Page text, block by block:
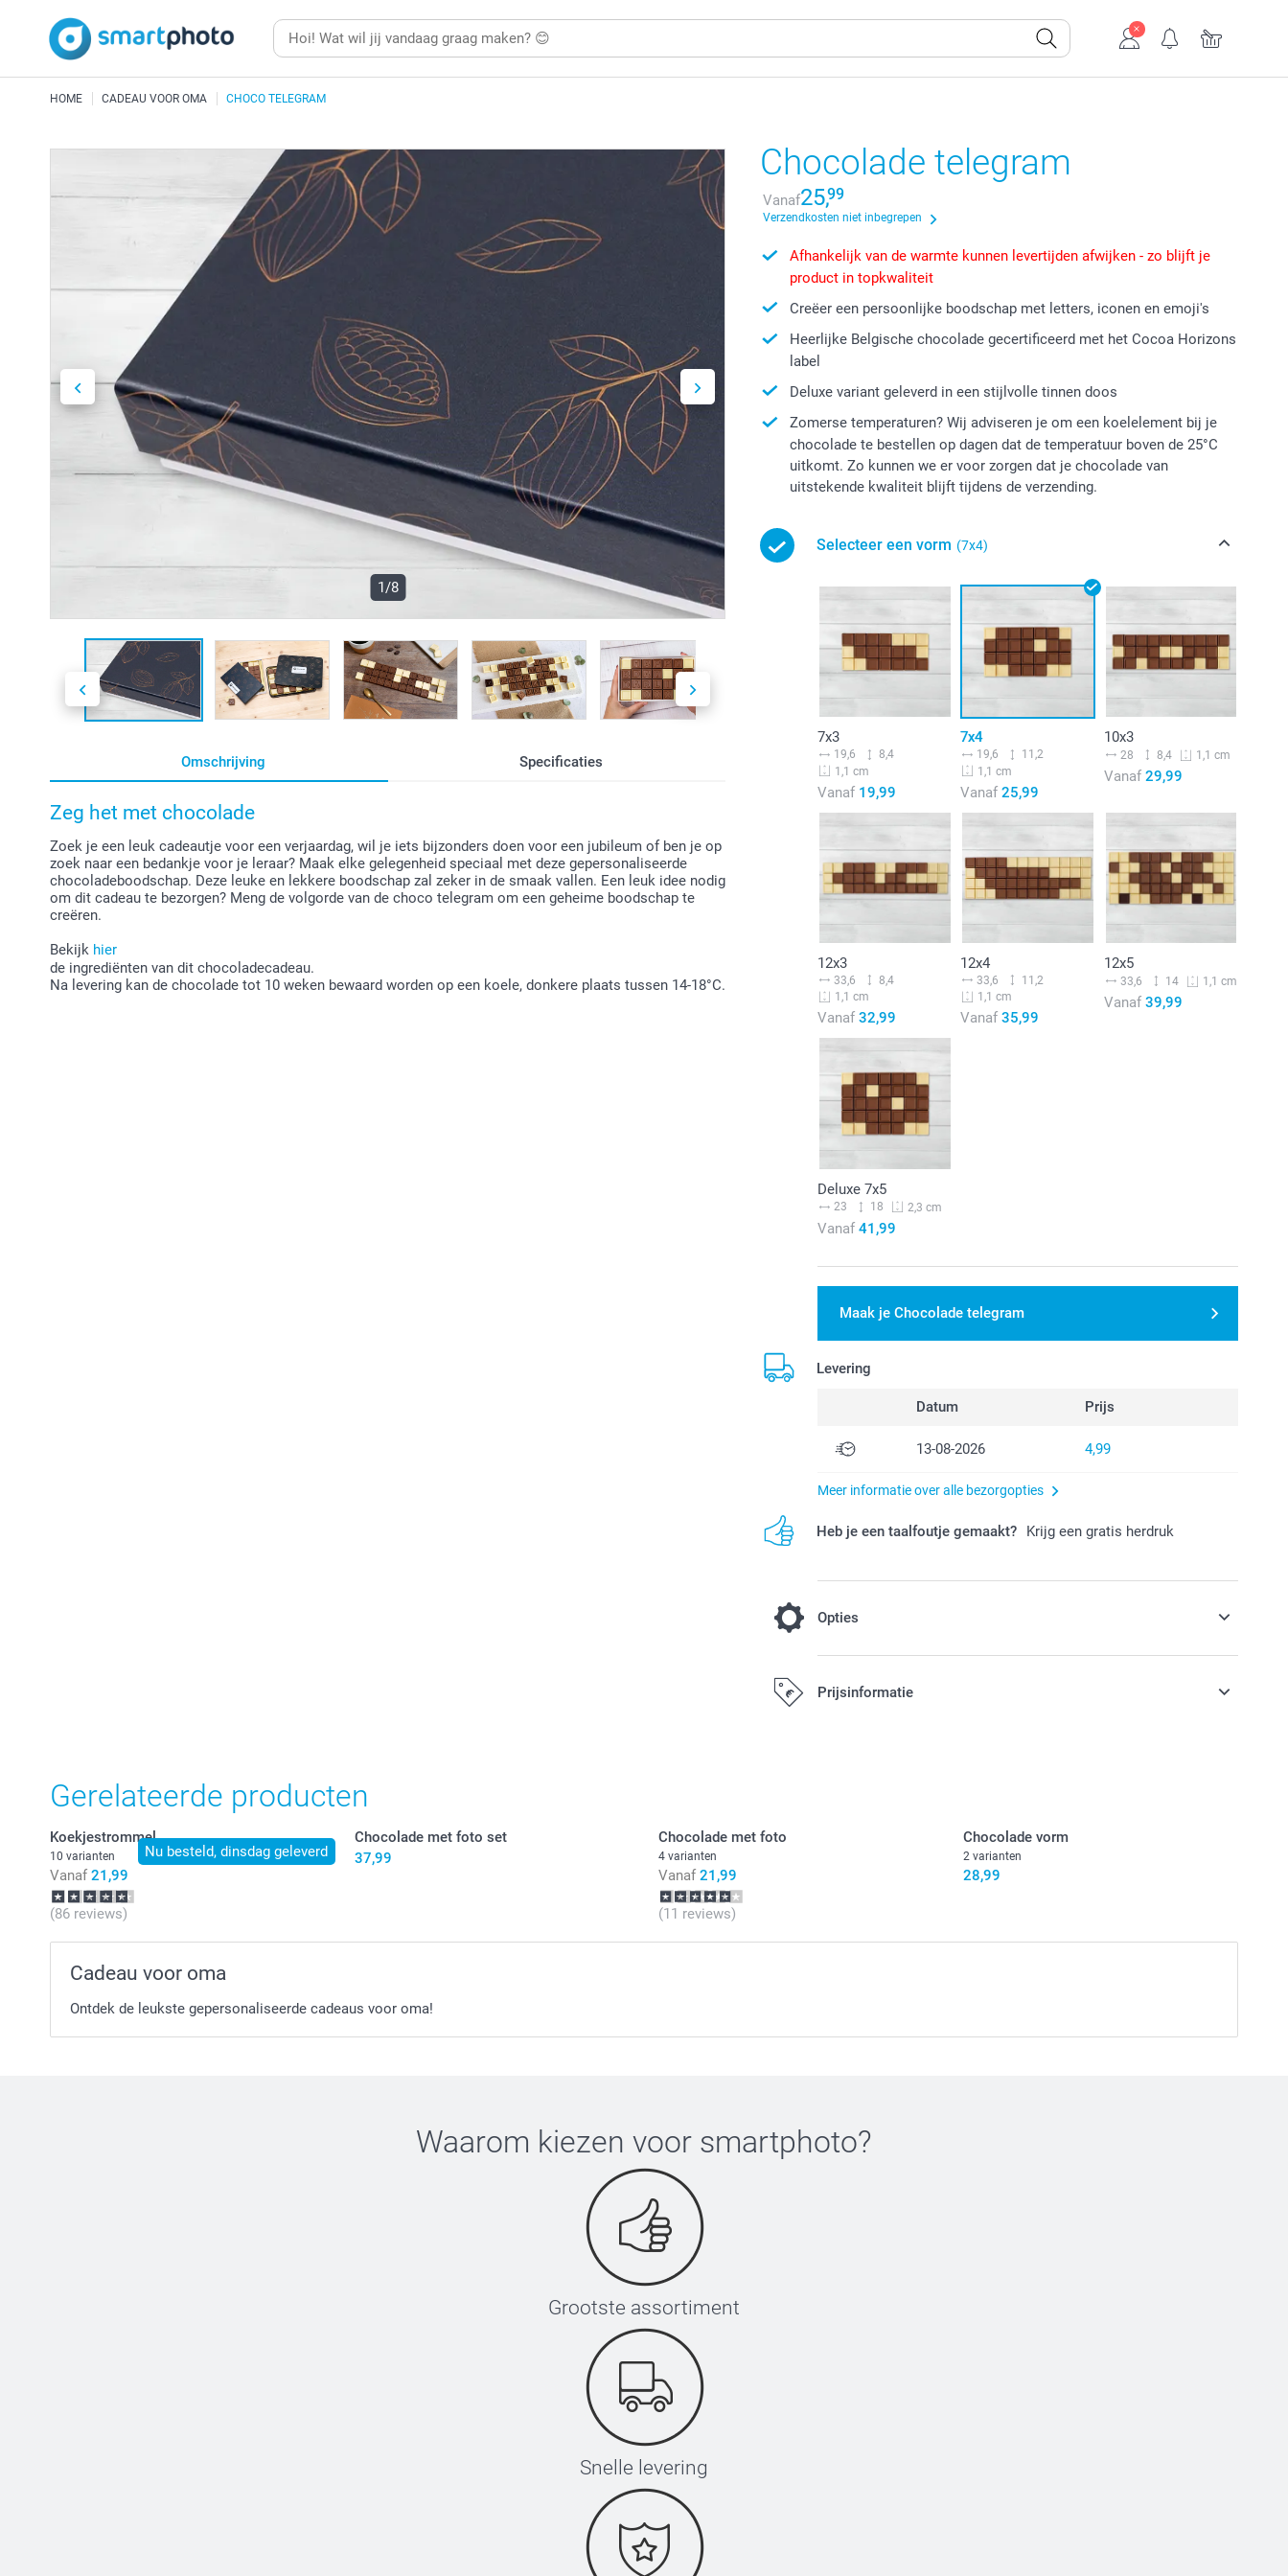
HOME CADEAU VOOR OMA CHOCO TELEGRAM
1/8
Omschrijving Specificaties
Zeg het met chocolade
Zoek je een leuk cadeautje voor een verjaardag, wil je iets bijzonders doen voor een jubileum of ben je op
zoek naar een bedankje voor je leraar? Maak elke gelegenheid speciaal met deze gepersonaliseerde
chocoladeboodschap. Deze leuke en lekkere boodschap zal zeker in de smaak vallen. Een leuk idee nodig
om dit cadeau te bezorgen? Meng de volgorde van de choco telegram om een ​​geheime boodschap te
creëren.
Bekijk hier
de ingrediënten van dit chocoladecadeau.
Na levering kan de chocolade tot 10 weken bewaard worden op een koele, donkere plaats tussen 14-18°C.
Chocolade telegram
Vanaf25,99
Verzendkosten niet inbegrepen
Afhankelijk van de warmte kunnen levertijden afwijken - zo blijft je
product in topkwaliteit
Creëer een persoonlijke boodschap met letters, iconen en emoji's
Heerlijke Belgische chocolade gecertificeerd met het Cocoa Horizons
label
Deluxe variant geleverd in een stijlvolle tinnen doos
Zomerse temperaturen? Wij adviseren je om een koelelement bij je
chocolade te bestellen op dagen dat de temperatuur boven de 25°C
uitkomt. Zo kunnen we er voor zorgen dat je chocolade van
uitstekende kwaliteit blijft tijdens de verzending.
Selecteer een vorm (7x4)
7x3
19,6
8,4
1,1 cm
Vanaf 19,99
7x4
19,6
11,2
1,1 cm
Vanaf 25,99
10x3
28 8,4 1,1 cm
Vanaf29,99
12x3
33,6
8,4
1,1 cm
Vanaf 32,99
12x4
33,6
11,2
1,1 cm
Vanaf 35,99
12x5
33,6 14 1,1 cm
Vanaf39,99
Deluxe 7x5
23 18 2,3 cm
Vanaf 41,99
Maak je Chocolade telegram
Levering
Datum Prijs
13-08-2026 4,99
Meer informatie over alle bezorgopties
Heb je een taalfoutje gemaakt? Krijg een gratis herdruk
Opties
Afkoeling op een warme dag
Prijsinformatie
Gerelateerde producten
Nu besteld, dinsdag geleverd
Koekjestrommel
10 varianten
Vanaf 21,99
(86 reviews)
Chocolade met foto set
37,99
Chocolade met foto
4 varianten
Vanaf 21,99
(11 reviews)
Chocolade vorm
2 varianten
28,99
Cadeau voor oma
Ontdek de leukste gepersonaliseerde cadeaus voor oma!
Waarom kiezen voor smartphoto?
Grootste assortiment
Snelle levering